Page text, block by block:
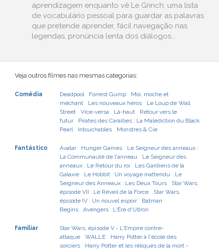
aprendizagem enquanto vê Le Grinch: uma lista
de vocabulário pessoal para guardar as palavras
que pretende aprender, fácil navegação nas
legendas, pronúncia lenta dos diálogos...
Veja outros filmes nas mesmas categorias:
Comédia Deadpool Forrest Gump
Moi, moche et
méchant
Les nouveaux héros
Le Loup de Wall
Street
Vice-versa Là-haut
Retour vers le
futur
Pirates des Caraïbes : La Malédiction du Black
Pearl
Intouchables Monstres & Cie
Fantástico Avatar Hunger Games
Le Seigneur des anneaux :
La Communauté de l'anneau
Le Seigneur des
anneaux : Le Retour du roi
Les Gardiens de la
Galaxie
Le Hobbit : Un voyage inattendu
Le
Seigneur des Anneaux : Les Deux Tours
Star Wars,
épisode VII : Le Réveil de la Force
Star Wars,
épisode IV : Un nouvel espoir
Batman
Begins
Avengers : L'Ère d'Ultron
Familiar
Star Wars, épisode V - L'Empire contre-
attaque
WALL·E
Harry Potter à l'école des
sorciers
Harry Potter et les reliques de la mort -